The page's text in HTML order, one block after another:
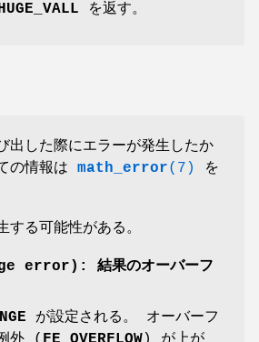
を返す。
出した際にエラーが発生したか
の情報は math_error(7)
を
する可能性がある。
error): 結果のオーバーフ
が設定される。 オーバーフ